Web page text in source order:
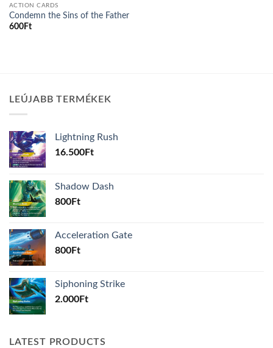
ACTION CARDS
Condemn the Sins of the Father
600Ft
LEÚJABB TERMÉKEK
Lightning Rush
16.500Ft
Shadow Dash
800Ft
Acceleration Gate
800Ft
Siphoning Strike
2.000Ft
LATEST PRODUCTS